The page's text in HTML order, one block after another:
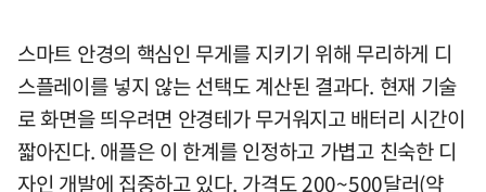
스마트 안경의 핵심인 무게를 지키기 위해 무리하게 디
스플레이를 넣지 않는 선택도 계산된 결과다. 현재 기술
로 화면을 띄우려면 안경테가 무거워지고 배터리 시간이
짧아진다. 애플은 이 한계를 인정하고 가볍고 친숙한 디
자인 개발에 집중하고 있다. 가격도 200~500달러(약